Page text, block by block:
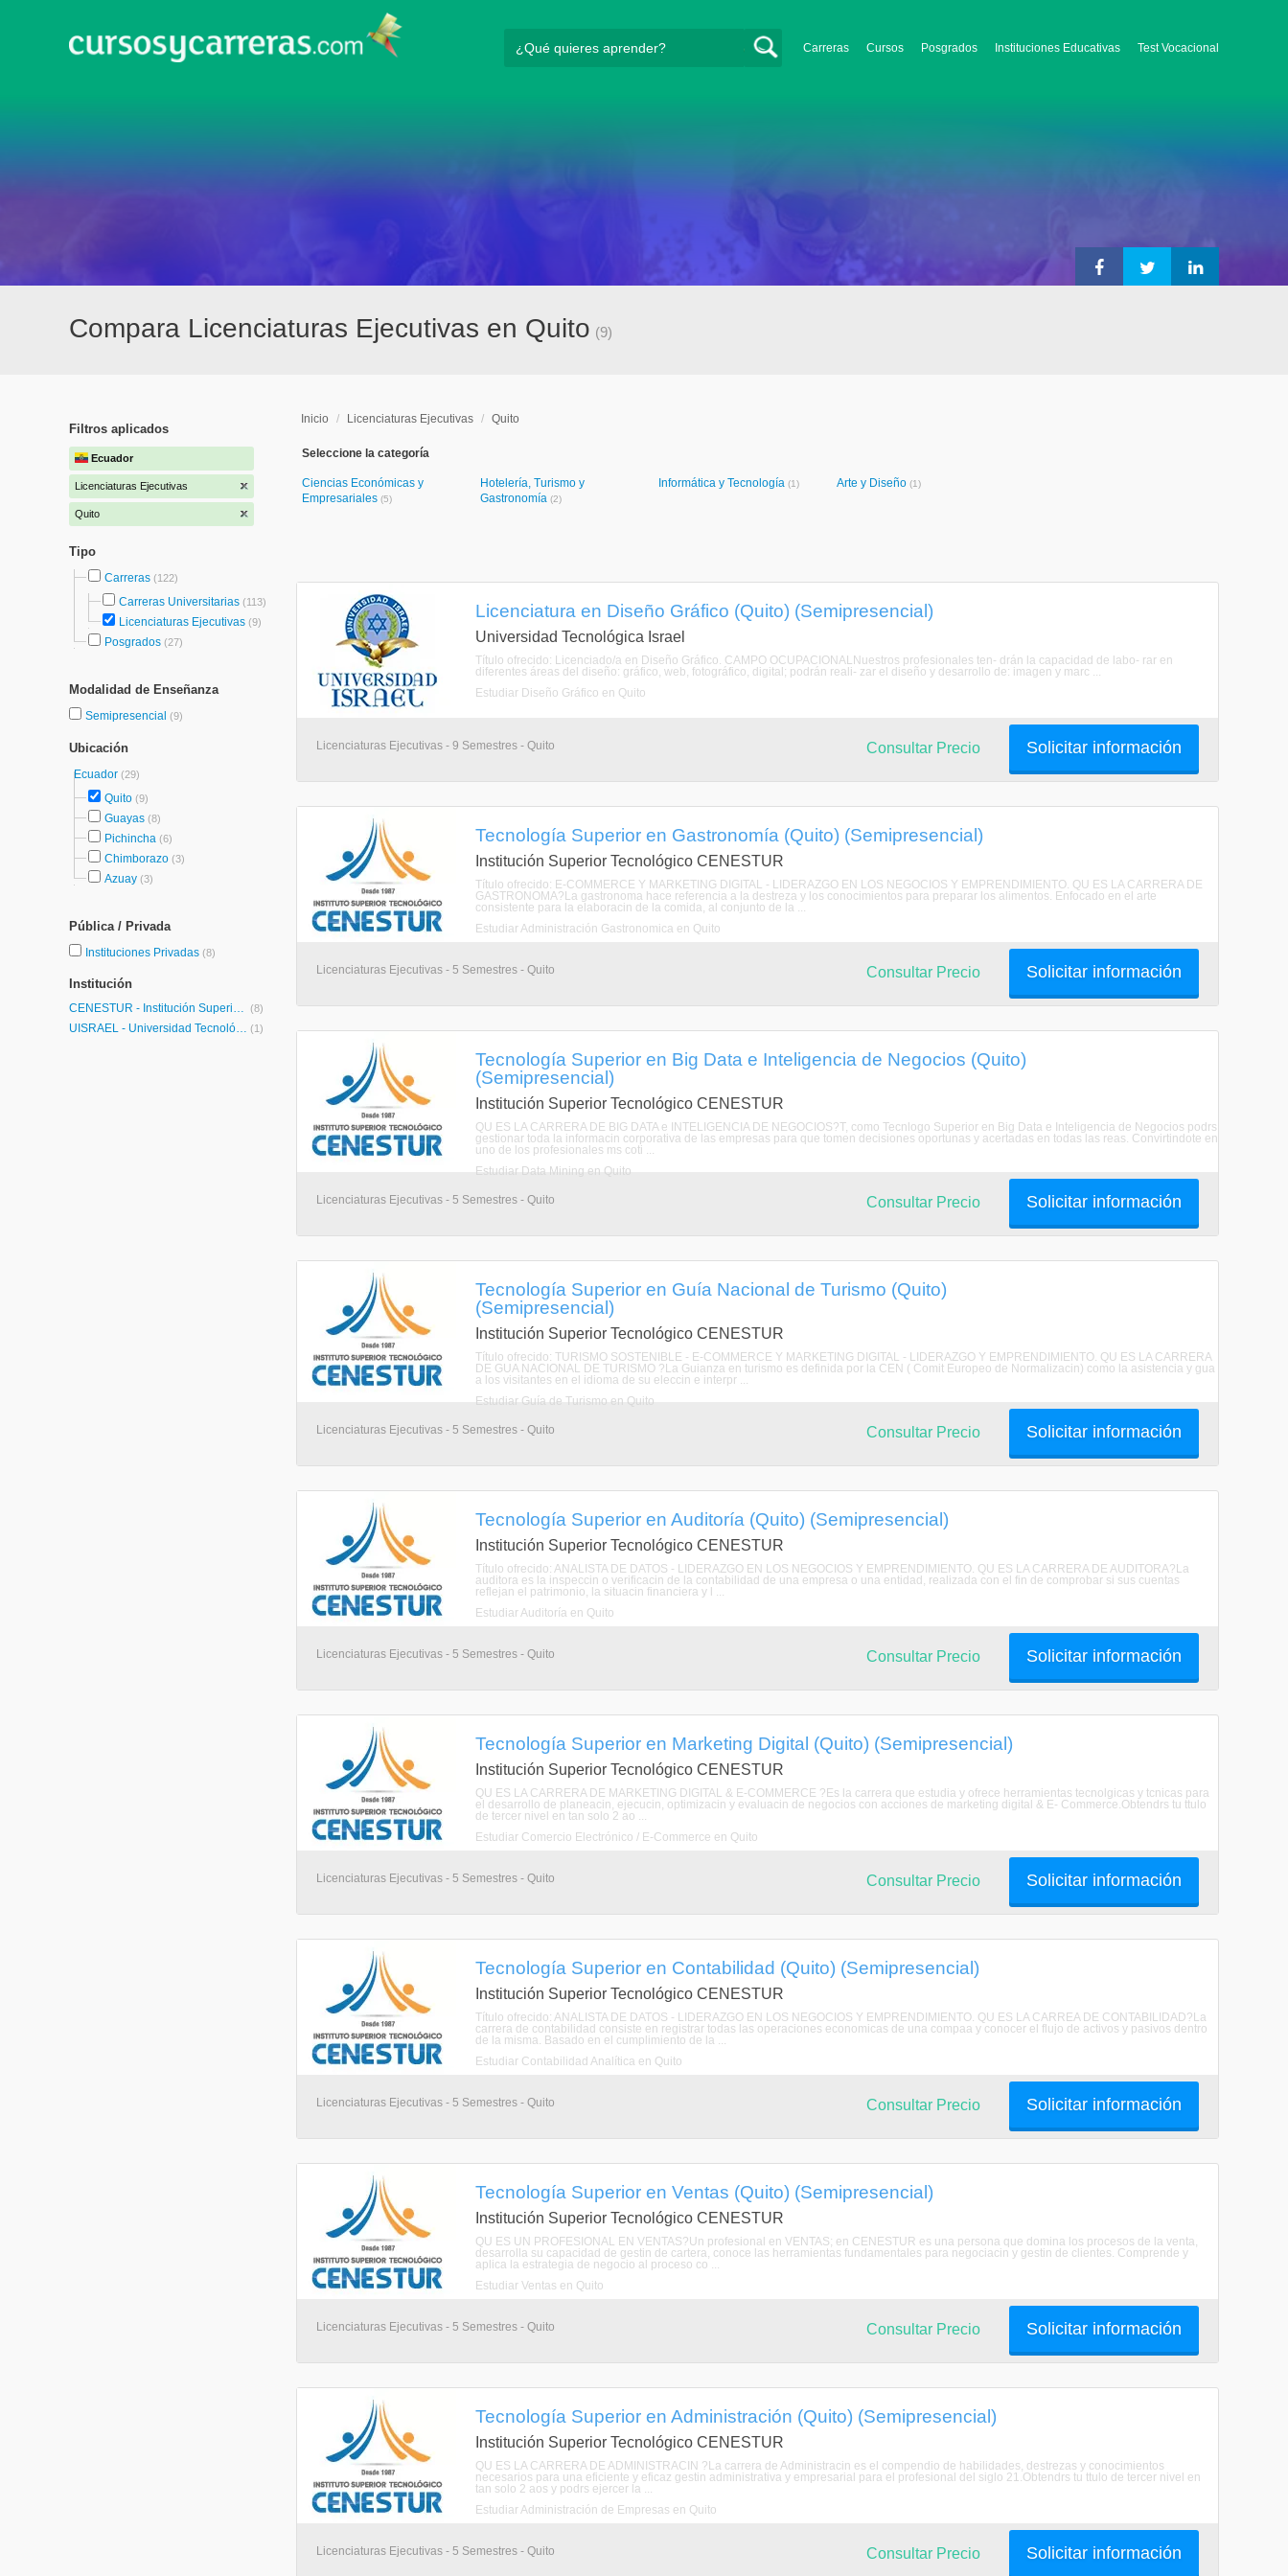
Carreras Cursos Posgrados Instituciones Educativas Test Vocacional
Compara Licenciaturas Ejecutivas en Quito (9)
Filtros aplicados
Ecuador
Licenciaturas Ejecutivas
Quito
Tipo
Carreras (122)
Carreras Universitarias (113)
Licenciaturas Ejecutivas (9)
Posgrados (27)
Modalidad de Enseñanza
Semipresencial (9)
Ubicación
Ecuador (29)
Quito (9)
Guayas (8)
Pichincha (6)
Chimborazo (3)
Azuay (3)
Pública / Privada
Instituciones Privadas (8)
Institución
CENESTUR - Institución Superior Tecnológico CENESTUR (8)
UISRAEL - Universidad Tecnológica Israel (1)
Inicio / Licenciaturas Ejecutivas / Quito
Seleccione la categoría
Ciencias Económicas y
Empresariales (5)
Hotelería, Turismo y
Gastronomía (2)
Informática y Tecnología (1) Arte y Diseño (1)
Licenciatura en Diseño Gráfico (Quito) (Semipresencial)
Universidad Tecnológica Israel
Título ofrecido: Licenciado/a en Diseño Gráfico. CAMPO OCUPACIONALNuestros profesionales ten- drán la capacidad de labo- rar en
diferentes áreas del diseño: gráfico, web, fotográfico, digital; podrán reali- zar el diseño y desarrollo de: imagen y marc ...
Estudiar Diseño Gráfico en Quito
Licenciaturas Ejecutivas - 9 Semestres - Quito Solicitar información
Consultar Precio
Tecnología Superior en Gastronomía (Quito) (Semipresencial)
Institución Superior Tecnológico CENESTUR
Título ofrecido: E-COMMERCE Y MARKETING DIGITAL - LIDERAZGO EN LOS NEGOCIOS Y EMPRENDIMIENTO. QU ES LA CARRERA DE
GASTRONOMA?La gastronoma hace referencia a la destreza y los conocimientos para preparar los alimentos. Enfocado en el arte
consistente para la elaboracin de la comida, al conjunto de la ...
Estudiar Administración Gastronomica en Quito
Licenciaturas Ejecutivas - 5 Semestres - Quito Solicitar información
Consultar Precio
Tecnología Superior en Big Data e Inteligencia de Negocios (Quito)
(Semipresencial)
Institución Superior Tecnológico CENESTUR
QU ES LA CARRERA DE BIG DATA e INTELIGENCIA DE NEGOCIOS?T, como Tecnlogo Superior en Big Data e Inteligencia de Negocios podrs
gestionar toda la informacin corporativa de las empresas para que tomen decisiones oportunas y acertadas en todas las reas. Convirtindote en
uno de los profesionales ms coti ...
Estudiar Data Mining en Quito
Licenciaturas Ejecutivas - 5 Semestres - Quito Solicitar información
Consultar Precio
Tecnología Superior en Guía Nacional de Turismo (Quito)
(Semipresencial)
Institución Superior Tecnológico CENESTUR
Título ofrecido: TURISMO SOSTENIBLE - E-COMMERCE Y MARKETING DIGITAL - LIDERAZGO Y EMPRENDIMIENTO. QU ES LA CARRERA
DE GUA NACIONAL DE TURISMO ?La Guianza en turismo es definida por la CEN ( Comit Europeo de Normalizacin) como la asistencia y gua
a los visitantes en el idioma de su eleccin e interpr ...
Estudiar Guía de Turismo en Quito
Licenciaturas Ejecutivas - 5 Semestres - Quito Solicitar información
Consultar Precio
Tecnología Superior en Auditoría (Quito) (Semipresencial)
Institución Superior Tecnológico CENESTUR
Título ofrecido: ANALISTA DE DATOS - LIDERAZGO EN LOS NEGOCIOS Y EMPRENDIMIENTO. QU ES LA CARRERA DE AUDITORA?La
auditora es la inspeccin o verificacin de la contabilidad de una empresa o una entidad, realizada con el fin de comprobar si sus cuentas
reflejan el patrimonio, la situacin financiera y l ...
Estudiar Auditoría en Quito
Licenciaturas Ejecutivas - 5 Semestres - Quito Solicitar información
Consultar Precio
Tecnología Superior en Marketing Digital (Quito) (Semipresencial)
Institución Superior Tecnológico CENESTUR
QU ES LA CARRERA DE MARKETING DIGITAL & E-COMMERCE ?Es la carrera que estudia y ofrece herramientas tecnolgicas y tcnicas para
el desarrollo de planeacin, ejecucin, optimizacin y evaluacin de negocios con acciones de marketing digital & E- Commerce.Obtendrs tu ttulo
de tercer nivel en tan solo 2 ao ...
Estudiar Comercio Electrónico / E-Commerce en Quito
Licenciaturas Ejecutivas - 5 Semestres - Quito Solicitar información
Consultar Precio
Tecnología Superior en Contabilidad (Quito) (Semipresencial)
Institución Superior Tecnológico CENESTUR
Título ofrecido: ANALISTA DE DATOS - LIDERAZGO EN LOS NEGOCIOS Y EMPRENDIMIENTO. QU ES LA CARREA DE CONTABILIDAD?La
carrera de contabilidad consiste en registrar todas las operaciones economicas de una compaa y conocer el flujo de activos y pasivos dentro
de la misma. Basado en el cumplimiento de la ...
Estudiar Contabilidad Analítica en Quito
Licenciaturas Ejecutivas - 5 Semestres - Quito Solicitar información
Consultar Precio
Tecnología Superior en Ventas (Quito) (Semipresencial)
Institución Superior Tecnológico CENESTUR
QU ES UN PROFESIONAL EN VENTAS?Un profesional en VENTAS; en CENESTUR es una persona que domina los procesos de la venta,
desarrolla su capacidad de gestin de cartera, conoce las herramientas fundamentales para negociacin y gestin de clientes. Comprende y
aplica la estrategia de negocio al proceso co ...
Estudiar Ventas en Quito
Licenciaturas Ejecutivas - 5 Semestres - Quito Solicitar información
Consultar Precio
Tecnología Superior en Administración (Quito) (Semipresencial)
Institución Superior Tecnológico CENESTUR
QU ES LA CARRERA DE ADMINISTRACIN ?La carrera de Administracin es el compendio de habilidades, destrezas y conocimientos
necesarios para una eficiente y eficaz gestin administrativa y empresarial para el profesional del siglo 21.Obtendrs tu ttulo de tercer nivel en
tan solo 2 aos y podrs ejercer la ...
Estudiar Administración de Empresas en Quito
Licenciaturas Ejecutivas - 5 Semestres - Quito Solicitar información
Consultar Precio